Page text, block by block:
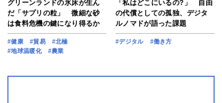
グリーンランドの氷床が生ん
だ「サプリの粒」 微細な砂
は食料危機の鍵になり得るか
#健康 #貿易
#北極
#地球温暖化
#農業
「私はどこにいるの?」 自由
の代償としての孤独、デジタ
ルノマドが語った課題
#デジタル #働き方